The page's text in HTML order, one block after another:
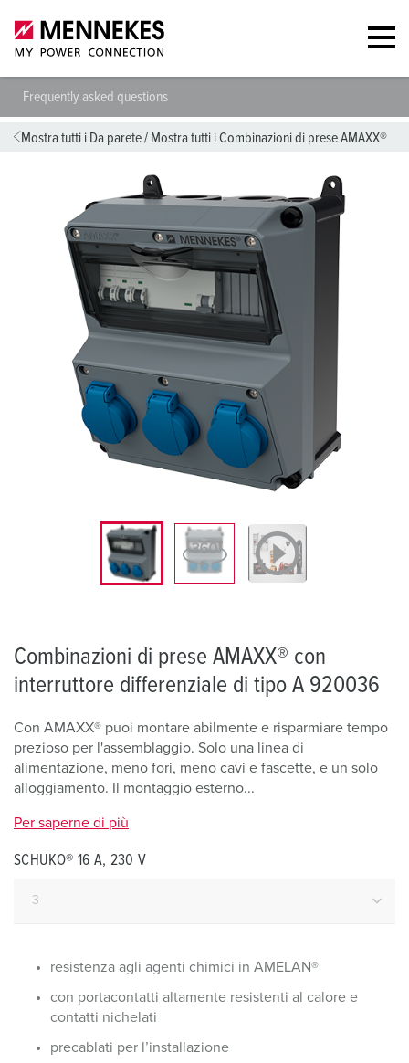
Frequently asked questions
Mostra tutti i Da parete/ Mostra tutti i Combinazioni di prese AMAXX®
Combinazioni di prese AMAXX® con
interruttore differenziale di tipo A 920036
Con AMAXX® puoi montare abilmente e risparmiare tempo
prezioso per l'assemblaggio. Solo una linea di
alimentazione, meno fori, meno cavi e fascette, e un solo
alloggiamento. Il montaggio esterno...
Per saperne di più
SCHUKO® 16 A, 230 V
resistenza agli agenti chimici in AMELAN®
con portacontatti altamente resistenti al calore e
contatti nichelati
precablati per l’installazione